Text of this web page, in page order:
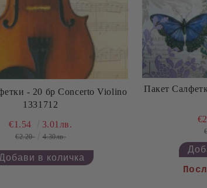
- 20 бр Concerto Violino
1331712
€1.54 3.01лв.
€2.20 4.30лв.
Пакет